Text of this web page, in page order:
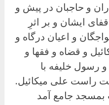
و حاجبان در پیش و
ایشان و بر اثرِ
و اعیان درگاه و
و قضاه و فقها و
و رسول خلیفه با
راست علی میکائیل.
ترتیب بمسجد جامع آمد